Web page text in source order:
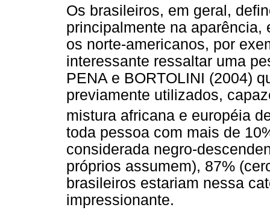
Os brasileiros, em geral,
principalmente na
os norte-americanos, por
interessante ressaltar uma
PENA e BORTOLINI (2004)
previamente utilizados,
mistura africana e européia
toda pessoa com mais de
considerada negro-
próprios assumem), 87%
brasileiros estariam nessa
impressionante.